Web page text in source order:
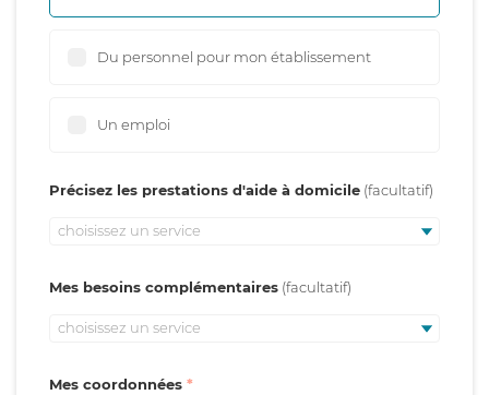
Du personnel pour mon établissement
Un emploi
Précisez les prestations d'aide à domicile
choisissez un service
Mes besoins complémentaires
choisissez un service
Mes coordonnées